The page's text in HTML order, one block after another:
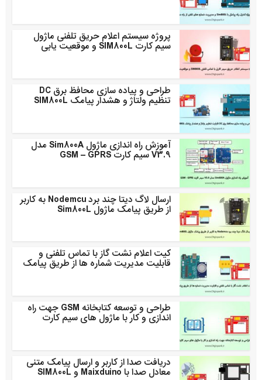
پروژه سیستم اعلام حریق تلفنی ماژول
سیم کارت SIM800L و موقعیت یابی
طراحی و پیاده سازی محافظ برق DC
تنظیم ولتاژ و هشدار پیامک SIM800L
آموزش راه اندازی ماژول Sim800A مدل
V3.9 سیم کارت GSM – GPRS
ارسال لاگ دیتا چند برد Nodemcu به کاربر
از طریق پیامک ماژول Sim800L
کیت اعلام نشت گاز با تماس تلفنی و
قابلیت مدیریت شماره ها از طریق پیامک
طراحی و توسعه کتابخانه GSM جهت راه
اندازی و کار با ماژول های سیم کارت
دریافت صدا از کاربر و ارسال پیامک متنی
معادل صدا با Maixduino و SIM800L